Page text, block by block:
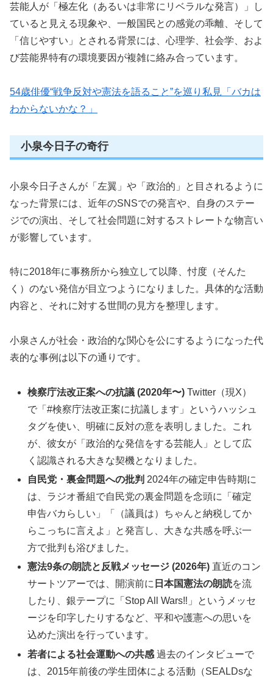
芸能人が「極左化（あるいは非常にリベラルな発言）」し
ていると見える現象や、一般国民との感覚の乖離、そして
「信じやすい」とされる背景には、心理学、社会学、およ
び芸能界特有の環境要因が複雑に絡み合っています。
54歳俳優“戦争反対や憲法を語ること”を巡り私見「バカは
わからないかな？」
小泉今日子の奇行
小泉今日子さんが「左翼」や「政治的」と目されるように
なった背景には、近年のSNSでの発言や、自身のステー
ジでの演出、そして社会問題に対するストレートな物言い
が影響しています。
特に2018年に事務所から独立して以降、忖度（そんた
く）のない発信が目立つようになりました。具体的な活動
内容と、それに対する世間の見方を整理します。
小泉さんが社会・政治的な関心を公にするようになった代
表的な事例は以下の通りです。
検察庁法改正案への抗議 (2020年〜) Twitter（現X）
で「#検察庁法改正案に抗議します」というハッシュ
タグを使い、明確に反対の意を表明しました。これ
が、彼女が「政治的な発信をする芸能人」として広
く認識される大きな契機となりました。
自民党・裏金問題への批判 2024年の確定申告時期に
は、ラジオ番組で自民党の裏金問題を念頭に「確定
申告バカらしい」「（議員は）ちゃんと納税してか
らこっちに言えよ」と発言し、大きな共感を呼ぶ一
方で批判も浴びました。
憲法9条の朗読と反戦メッセージ (2026年) 直近のコン
サートツアーでは、開演前に 日本国憲法の朗読を流
したり、銀テープに「Stop All Wars‼」というメッセ
ージを印字したりするなど、平和や護憲への思いを
込めた演出を行っています。
若者による社会運動への共感 過去のインタビューで
は、2015年前後の学生団体による活動（SEALDsな